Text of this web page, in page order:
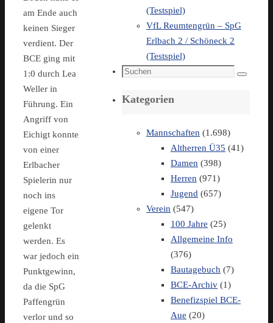
am Ende auch
keinen Sieger
verdient. Der
BCE ging mit
1:0 durch Lea
Weller in
Führung. Ein
Angriff von
Eichigt konnte
von einer
Erlbacher
Spielerin nur
noch ins
eigene Tor
gelenkt
werden. Es
war jedoch ein
Punktgewinn,
da die SpG
Paffengrün
verlor und so
(Testspiel)
VfL Reumtengrün – SpG
Erlbach 2 / Schöneck 2
(Testspiel)
Suchen
Suchen
Kategorien
Mannschaften (1.698)
Altherren Ü35 (41)
Damen (398)
Herren (971)
Jugend (657)
Verein (547)
100 Jahre (25)
Allgemeine Info
(376)
Bautagebuch (7)
BCE-Archiv (1)
Benefizspiel BCE-
Aue (20)